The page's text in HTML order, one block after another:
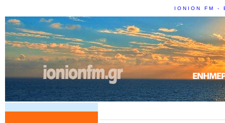
IONION FM -